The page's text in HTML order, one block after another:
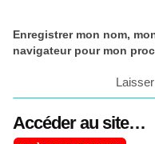
Enregistrer mon nom,
navigateur pour mon
Accéder au site…